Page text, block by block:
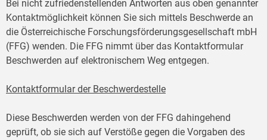
Bei nicht zufriedenstellenden Antworten aus oben genannter
Kontaktmöglichkeit können Sie sich mittels Beschwerde an
die Österreichische Forschungsförderungsgesellschaft mbH
(FFG) wenden. Die FFG nimmt über das Kontaktformular
Beschwerden auf elektronischem Weg entgegen.
Kontaktformular der Beschwerdestelle
Diese Beschwerden werden von der FFG dahingehend
geprüft, ob sie sich auf Verstöße gegen die Vorgaben des